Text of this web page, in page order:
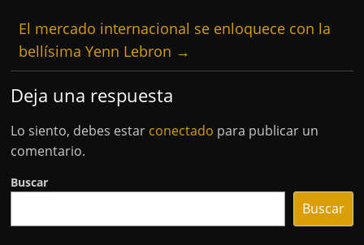
El mercado internacional se enloquece con la
bellísima Yenn Lebron →
Deja una respuesta
Lo siento, debes estar conectado para publicar un
comentario.
Buscar
Buscar